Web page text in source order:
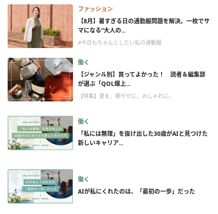
ファッション
【8月】暑すぎる日の通勤服問題を解決。一枚でサ
マになる“大人の...
#今日もちゃんとしたい私の通勤服
働く
【ジャンル別】買ってよかった！ 読者＆編集部
が選ぶ「QOL爆上...
【特集】夏を、軽やかに、おしゃれに。
働く
「私には無理」を抜け出した30歳がAIと見つけた
新しいキャリア...
働く
AIが私にくれたのは、「最初の一歩」だった